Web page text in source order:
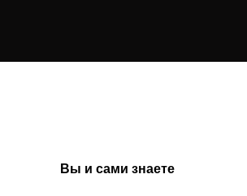
Вы и сами знаете